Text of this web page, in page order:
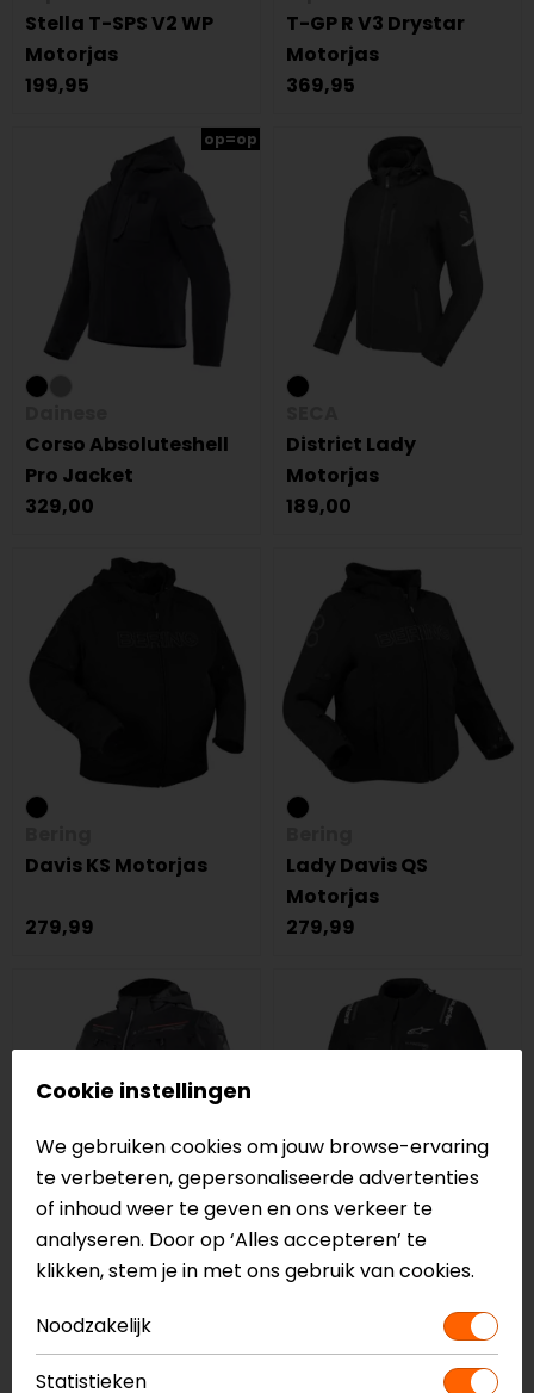
Stella T-SPS V2 WP
Motorjas
199,95
T-GP R V3 Drystar
Motorjas
369,95
op=op
Corso Absoluteshell
Pro Jacket
329,00
District Lady
Motorjas
189,00
Davis KS Motorjas
279,99
Lady Davis QS
Motorjas
279,99
LS2
Zirconium Evo
Motorjas
199,00
Alpinestars
Andes V4 Drystar
299,95
Cookie instellingen
We gebruiken cookies om jouw browse-ervaring
te verbeteren, gepersonaliseerde advertenties
of inhoud weer te geven en ons verkeer te
analyseren. Door op ‘Alles accepteren’ te
klikken, stem je in met ons gebruik van cookies.
Noodzakelijk
Statistieken